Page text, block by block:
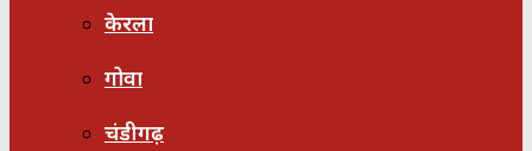
केरला
गोवा
चंडीगढ़